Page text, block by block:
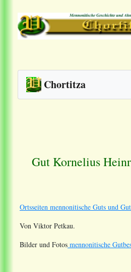
Chortitza
Gut Kornelius
Ortsseiten mennonitische Guts und
Von Viktor Petkau.
Bilder und Fotos mennonitische